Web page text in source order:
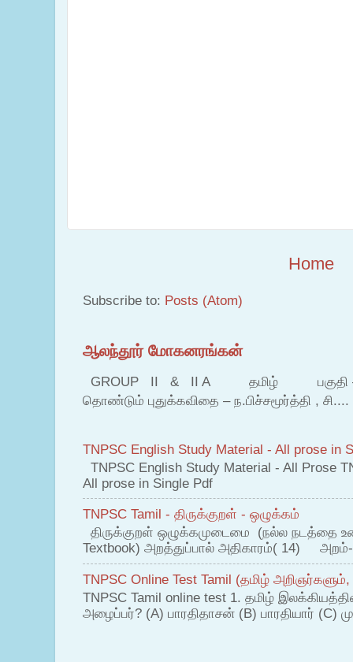
Home
Subscribe to: Posts (Atom)
ஆலந்தூர் மோகனரங்கன்
GROUP II & II A தமிழ் பகுதி – இ
தொண்டும் புதுக்கவிதை – ந.பிச்சமூர்த்தி , சி....
TNPSC English Study Material - All prose in
TNPSC English Study Material - All Prose
All prose in Single Pdf
TNPSC Tamil - திருக்குறள் - ஒழுக்கம்
திருக்குறள் ஒழுக்கமுடைமை (நல்ல நடத்தை
Textbook) அறத்துப்பால் அதிகாரம்( 14)
TNPSC Online Test Tamil (தமிழ்
TNPSC Tamil online test 1. தமிழ்
அழைப்பர்? (A) பாரதிதாசன் (B) பாரதியார் (C)